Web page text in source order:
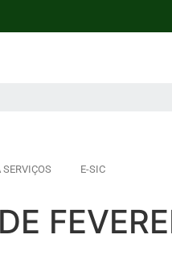
SERVIÇOS E-SIC